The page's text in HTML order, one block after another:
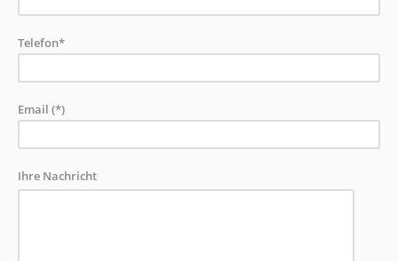
Telefon*
Email (*)
Ihre Nachricht